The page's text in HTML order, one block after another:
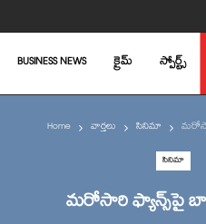
BUSINESS NEWS క్రైమ్ స్పోర్ట్స్
Home వార్తలు సినిమా
సినిమా
మరోసారి ఫ్యాన్స్‌పై